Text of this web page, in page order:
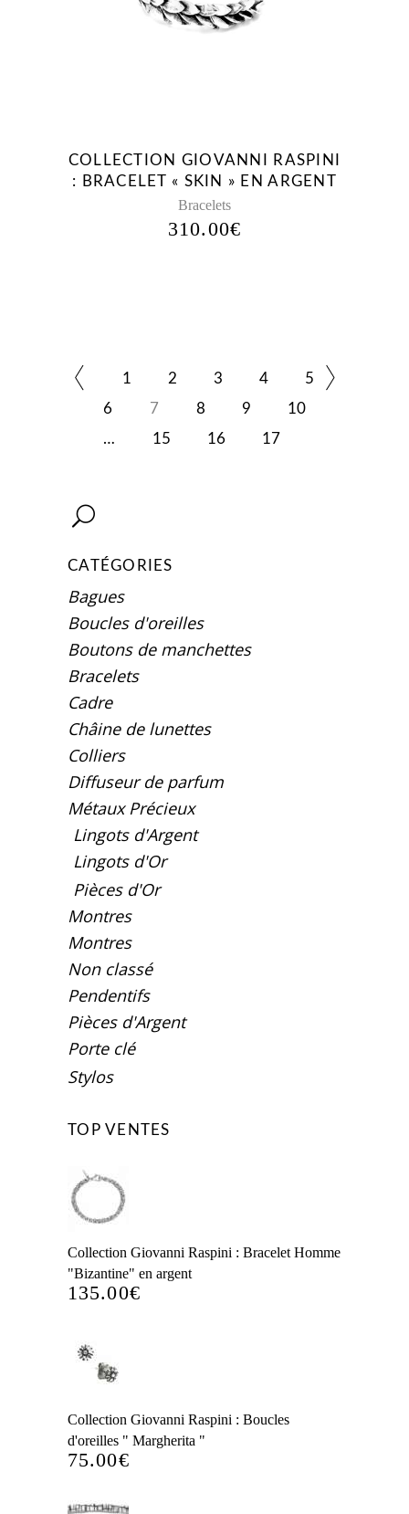
COLLECTION GIOVANNI RASPINI
: BRACELET « SKIN » EN ARGENT
Bracelets
310.00€
1 2 3 4
5
6
7 8 9
10
…
15 16 17
CATÉGORIES
Bagues
Boucles d'oreilles
Boutons de manchettes
Bracelets
Cadre
Châine de lunettes
Colliers
Diffuseur de parfum
Métaux Précieux
Lingots d'Argent
Lingots d'Or
Pièces d'Or
Montres
Montres
Non classé
Pendentifs
Pièces d'Argent
Porte clé
Stylos
TOP VENTES
Collection Giovanni Raspini : Bracelet Homme
"Bizantine" en argent
135.00€
Collection Giovanni Raspini : Boucles
d'oreilles " Margherita "
75.00€